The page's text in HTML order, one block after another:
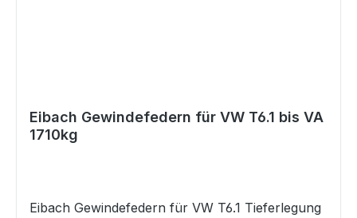
Eibach Gewindefedern für VW T6.1 bis VA
1710kg
Eibach Gewindefedern für VW T6.1 Tieferlegung